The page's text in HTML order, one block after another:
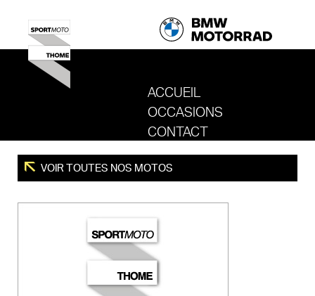
ACCUEIL
REVENIR AU SITE DE SPORT MOTO
OCCASIONS
CONTACT
VOIR TOUTES NOS MOTOS